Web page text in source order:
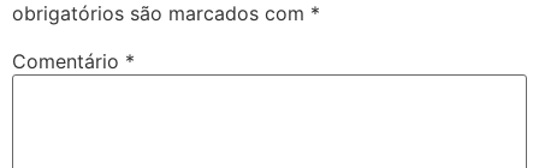
obrigatórios são marcados com *
Comentário *